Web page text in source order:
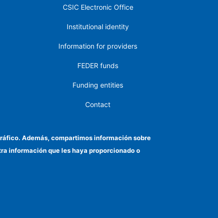
CSIC Electronic Office
Institutional identity
Information for providers
FEDER funds
Funding entities
Contact
Además, compartimos información sobre
información que les haya proporcionado o